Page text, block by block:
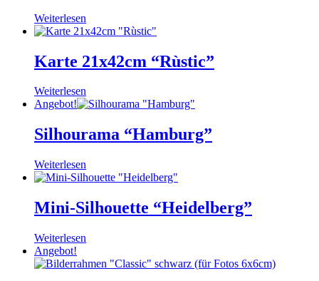
Weiterlesen
Karte 21x42cm “Rùstic”
Weiterlesen
Angebot!
Silhourama “Hamburg”
Weiterlesen
Mini-Silhouette “Heidelberg”
Weiterlesen
Angebot!